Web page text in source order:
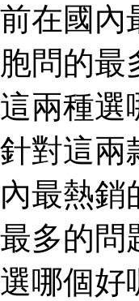
前在國內
胞問的最
這兩種選
針對這兩
內最熱銷
最多的問
選哪個好